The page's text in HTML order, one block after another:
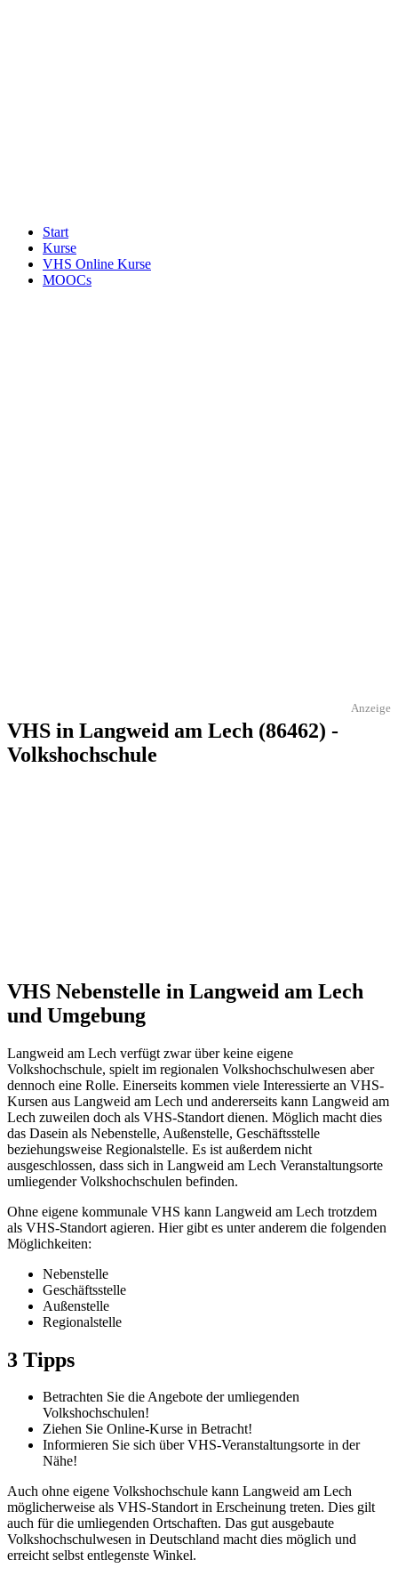
Start
Kurse
VHS Online Kurse
MOOCs
Anzeige
VHS in Langweid am Lech (86462) -
Volkshochschule
VHS Nebenstelle in Langweid am Lech
und Umgebung
Langweid am Lech verfügt zwar über keine eigene
Volkshochschule, spielt im regionalen Volkshochschulwesen aber
dennoch eine Rolle. Einerseits kommen viele Interessierte an VHS-
Kursen aus Langweid am Lech und andererseits kann Langweid am
Lech zuweilen doch als VHS-Standort dienen. Möglich macht dies
das Dasein als Nebenstelle, Außenstelle, Geschäftsstelle
beziehungsweise Regionalstelle. Es ist außerdem nicht
ausgeschlossen, dass sich in Langweid am Lech Veranstaltungsorte
umliegender Volkshochschulen befinden.
Ohne eigene kommunale VHS kann Langweid am Lech trotzdem
als VHS-Standort agieren. Hier gibt es unter anderem die folgenden
Möglichkeiten:
Nebenstelle
Geschäftsstelle
Außenstelle
Regionalstelle
3 Tipps
Betrachten Sie die Angebote der umliegenden
Volkshochschulen!
Ziehen Sie Online-Kurse in Betracht!
Informieren Sie sich über VHS-Veranstaltungsorte in der
Nähe!
Auch ohne eigene Volkshochschule kann Langweid am Lech
möglicherweise als VHS-Standort in Erscheinung treten. Dies gilt
auch für die umliegenden Ortschaften. Das gut ausgebaute
Volkshochschulwesen in Deutschland macht dies möglich und
erreicht selbst entlegenste Winkel.